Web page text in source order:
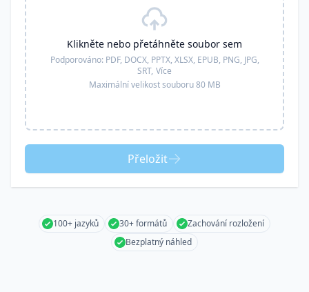
Klikněte nebo přetáhněte soubor sem
Podporováno: PDF, DOCX, PPTX, XLSX, EPUB, PNG, JPG,
SRT, Více
Maximální velikost souboru 80 MB
Přeložit
100+ jazyků 30+ formátů
Zachování rozložení
Bezplatný náhled